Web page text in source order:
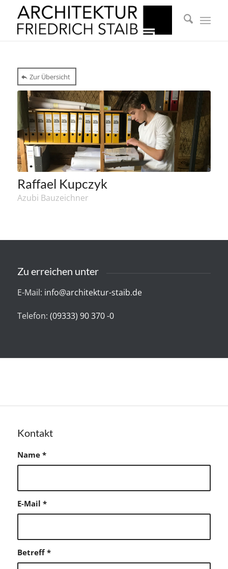
Zur Übersicht
Raffael Kupczyk
Azubi Bauzeichner
Zu erreichen unter
E-Mail: info@architektur-staib.de
Telefon: (09333) 90 370 -0
Kontakt
Name *
E-Mail *
Betreff*